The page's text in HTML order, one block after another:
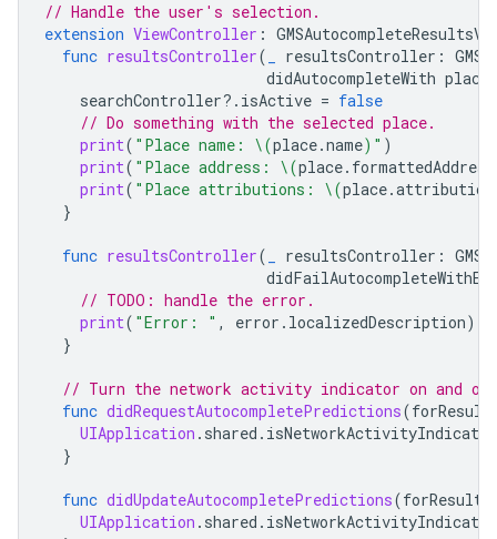
// Handle the user's selection.
extension ViewController :
func resultsController( resultsController :
didAutocompleteWith place
searchController?. isActive = false
// Do something with the selected place.
print( "Place name: \(place.name) " )
print( "Place address: \(place. formattedAddress
print( "Place attributions: \(place.
}
func resultsController( resultsController :
// TODO: handle the error.
print( "Error: " , error . localizedDescription)
}
// Turn the network activity indicator on and
func didRequestAutocompletePredictions(
UIApplication . shared .
}
func didUpdateAutocompletePredictions(
UIApplication . shared .